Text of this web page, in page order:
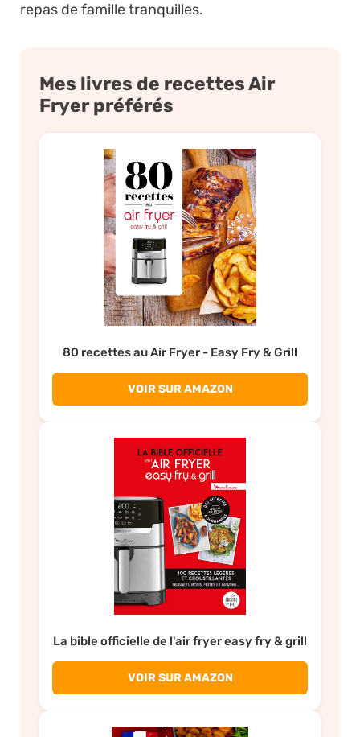
repas de famille tranquilles.
Mes livres de recettes Air
Fryer préférés
80 recettes au Air Fryer - Easy Fry & Grill
VOIR SUR AMAZON
La bible officielle de l'air fryer easy fry & grill
VOIR SUR AMAZON